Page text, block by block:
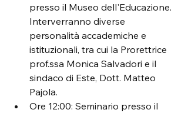
presso il Museo dell'Educazione.
Interverranno diverse
personalità accademiche e
istituzionali, tra cui la Prorettrice
prof.ssa Monica Salvadori e il
sindaco di Este, Dott. Matteo
Pajola.
Ore 12:00: Seminario presso il